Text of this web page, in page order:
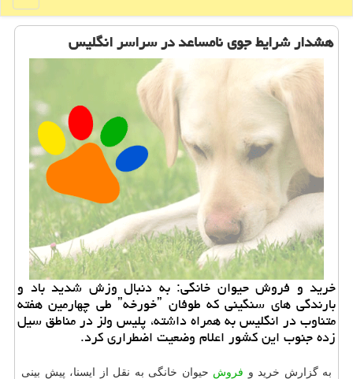
هشدار شرایط جوی نامساعد در سراسر انگلیس
خرید و فروش حیوان خانگی: به دنبال وزش شدید باد و
بارندگی های سنگینی كه طوفان ˮخورخهˮ طی چهارمین هفته
متناوب در انگلیس به همراه داشته، پلیس ولز در مناطق سیل
زده جنوب این كشور اعلام وضعیت اضطراری كرد.
به گزارش خرید و فروش حیوان خانگی به نقل از ایسنا، پیش بینی